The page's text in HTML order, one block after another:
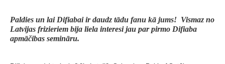
Paldies un lai Difiabai ir daudz tādu fanu kā jums! Vismaz no
Latvijas frizieriem bija liela interesi jau par pirmo Difiaba
apmāčibas semināru.